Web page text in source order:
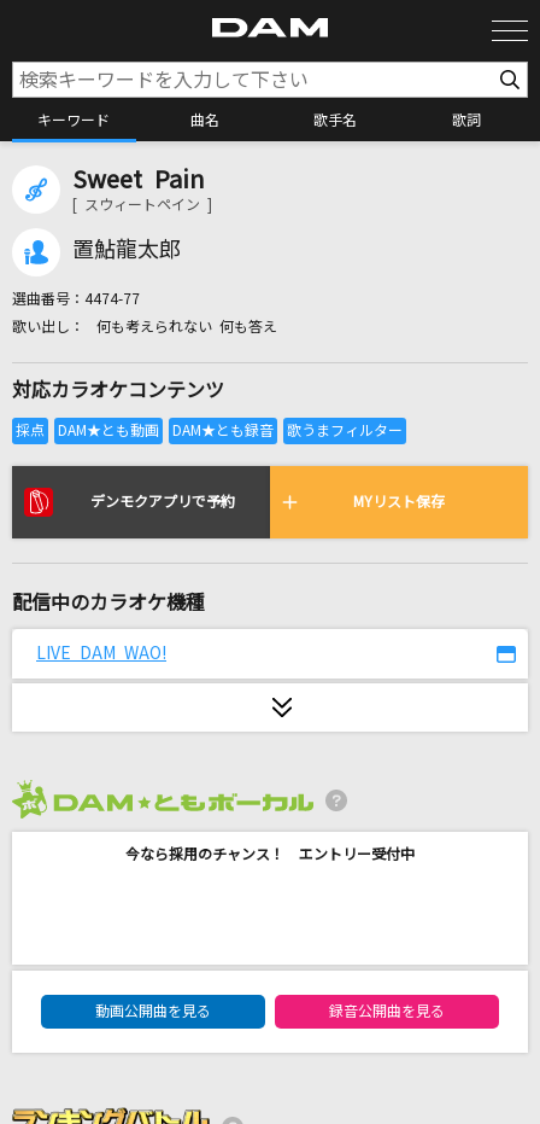
キーワード 曲名 歌手名 歌詞
全国りれき
リアルタイムで歌われている曲の一覧
神っぽいな
PRIDE
マカロニえんぴつ
Sweet Pain
[ スウィートペイン ]
置鮎龍太郎
選曲番号： 4474-77
何も考えられない 何も答え
対応カラオケコンテンツ
デンモクアプリで予約 MYリスト保存
配信中のカラオケ機種
LIVE DAM WAO!
今なら採用のチャンス！ エントリー受付中
DAM★ともボーカルエントリーランキング
動画公開曲を見る
録音公開曲を見る